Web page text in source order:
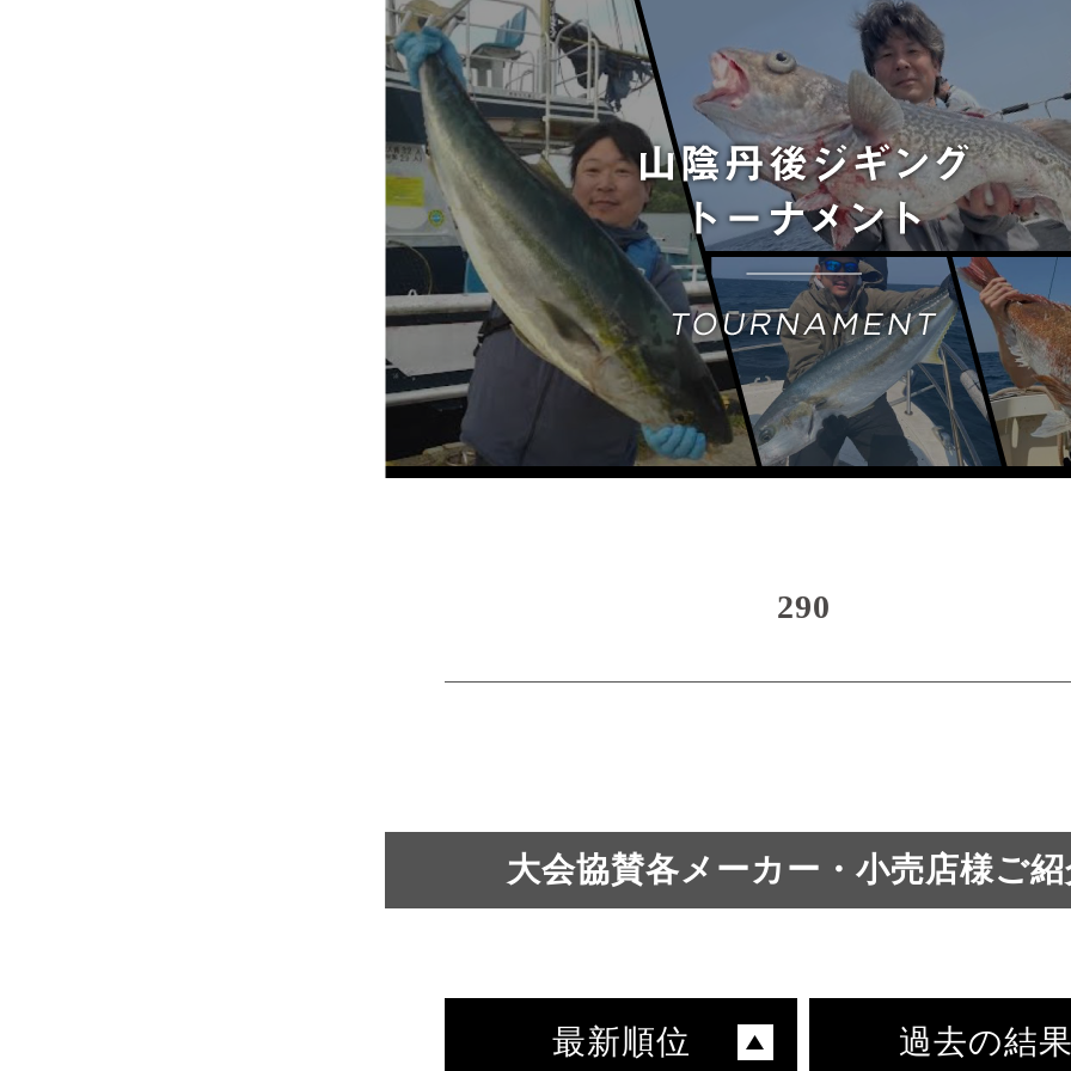
290
大会協賛各メーカー・小売店様ご
最新順位 過去の結